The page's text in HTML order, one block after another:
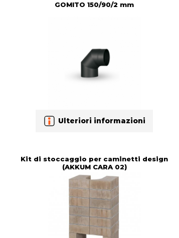
GOMITO 150/90/2 mm
Ulteriori informazioni
Kit di stoccaggio per caminetti design
(AKKUM CARA 02)